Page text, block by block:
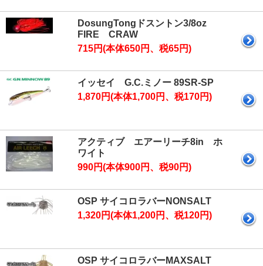
DosungTongドスントン3/8oz
FIRE CRAW
715円(本体650円、税65円)
イッセイ G.C.ミノー 89SR-SP
1,870円(本体1,700円、税170円)
アクティブ エアーリーチ8in ホ
ワイト
990円(本体900円、税90円)
OSP サイコロラバーNONSALT
1,320円(本体1,200円、税120円)
OSP サイコロラバーMAXSALT